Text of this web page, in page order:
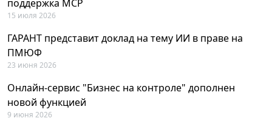
поддержка MCP
15 июля 2026
ГАРАНТ представит доклад на тему ИИ в праве на
ПМЮФ
23 июня 2026
Онлайн-сервис "Бизнес на контроле" дополнен
новой функцией
9 июня 2026